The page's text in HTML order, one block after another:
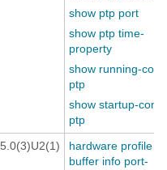
show ptp port
show ptp time-
property
show running-
ptp
show startup-
ptp
5.0(3)U2(1)
hardware profile
buffer info port-